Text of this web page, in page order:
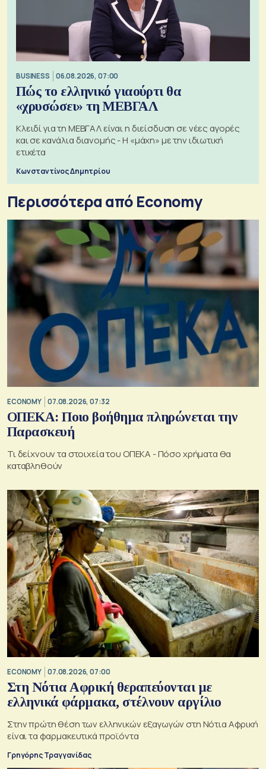
BUSINESS 06.08.2026, 07:00
Πώς το ελληνικό γιαούρτι θα
«χρυσώσει» τη ΜΕΒΓΑΛ
Κλειδί για τη ΜΕΒΓΑΛ είναι η διείσδυση σε νέες αγορές
και σε κανάλια διανομής - Η «μάχη» με την ιδιωτική
ετικέτα
Κωνσταντίνος Δημητρίου
Περισσότερα από Economy
ECONOMY 07.08.2026, 07:32
ΟΠΕΚΑ: Ποιο βοήθημα πληρώνεται την
Παρασκευή
Τι δείχνουν τα στοιχεία του ΟΠΕΚΑ - Πόσο χρήματα θα
καταβληθούν
ECONOMY 07.08.2026, 07:00
Στη Νότια Αφρική θεραπεύονται με
ελληνικά φάρμακα, στέλνουν αργίλιο
Στην πρώτη θέση των ελληνικών εξαγωγών στη Νότια Αφρική
είναι τα φαρμακευτικά προϊόντα
Γρηγόρης Τραγγανίδας